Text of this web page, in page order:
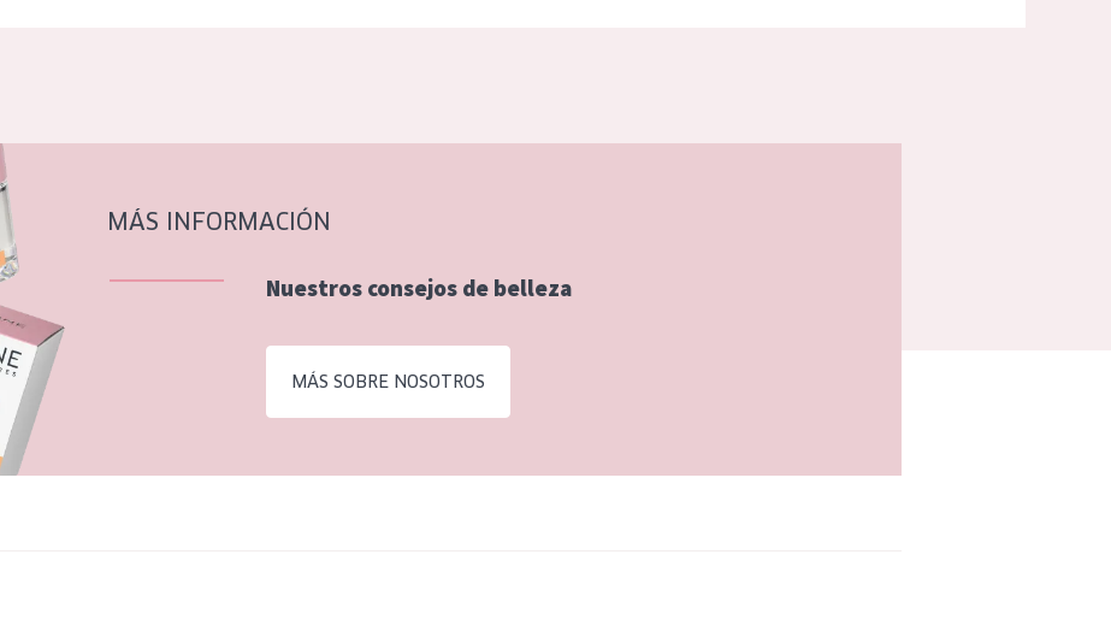
MÁS INFORMACIÓN
Nuestros consejos de belleza
MÁS SOBRE NOSOTROS